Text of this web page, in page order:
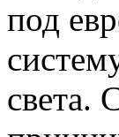
под
света.